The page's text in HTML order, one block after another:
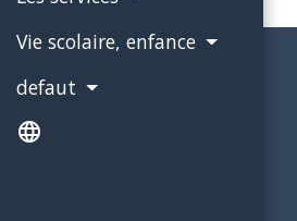
Vie scolaire, enfance
defaut
language